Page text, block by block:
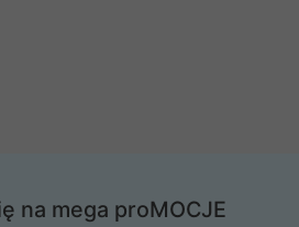
na mega proMOCJE